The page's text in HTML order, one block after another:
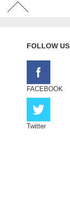
FOLLOW US
FACEBOOK
Twitter